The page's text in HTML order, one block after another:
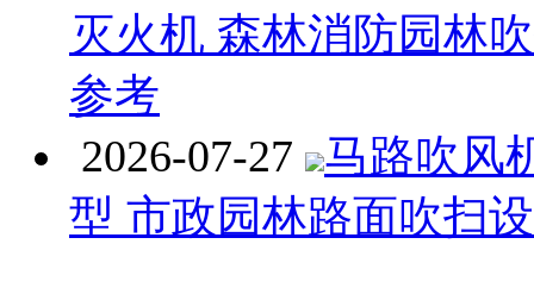
灭火机 森林消防园林
参考
2026-07-27
马路吹风
型 市政园林路面吹扫